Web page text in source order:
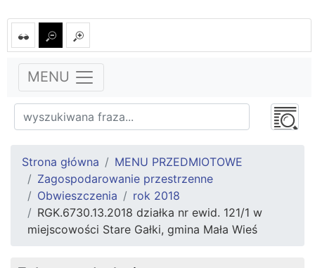
MENU
Strona główna
MENU PRZEDMIOTOWE
Zagospodarowanie przestrzenne
Obwieszczenia
rok 2018
RGK.6730.13.2018 działka nr ewid. 121/1 w
miejscowości Stare Gałki, gmina Mała Wieś